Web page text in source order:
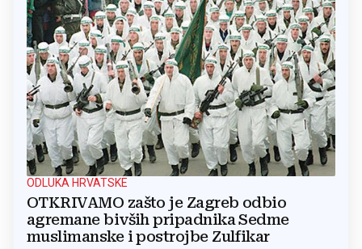
ODLUKA HRVATSKE
OTKRIVAMO zašto je Zagreb odbio
agremane bivših pripadnika Sedme
muslimanske i postrojbe Zulfikar